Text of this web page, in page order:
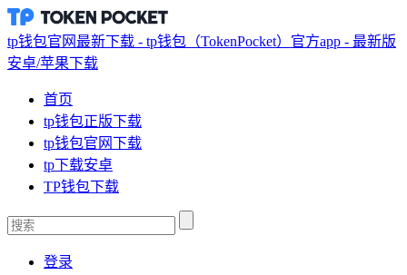
tp钱包官网最新下载 - tp钱包（TokenPocket）官方app - 最新版
安卓/苹果下载
首页
tp钱包正版下载
tp钱包官网下载
tp下载安卓
TP钱包下载
登录